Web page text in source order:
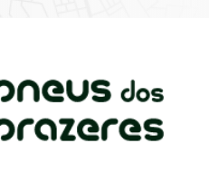
Diagnóstico